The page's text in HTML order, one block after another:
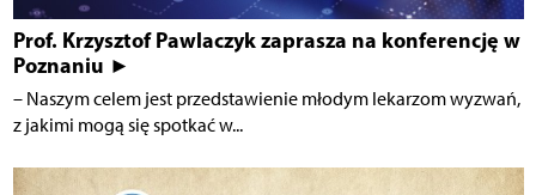
Prof. Krzysztof Pawlaczyk zaprasza na konferencję w
Poznaniu ►
– Naszym celem jest przedstawienie młodym lekarzom wyzwań,
z jakimi mogą się spotkać w...